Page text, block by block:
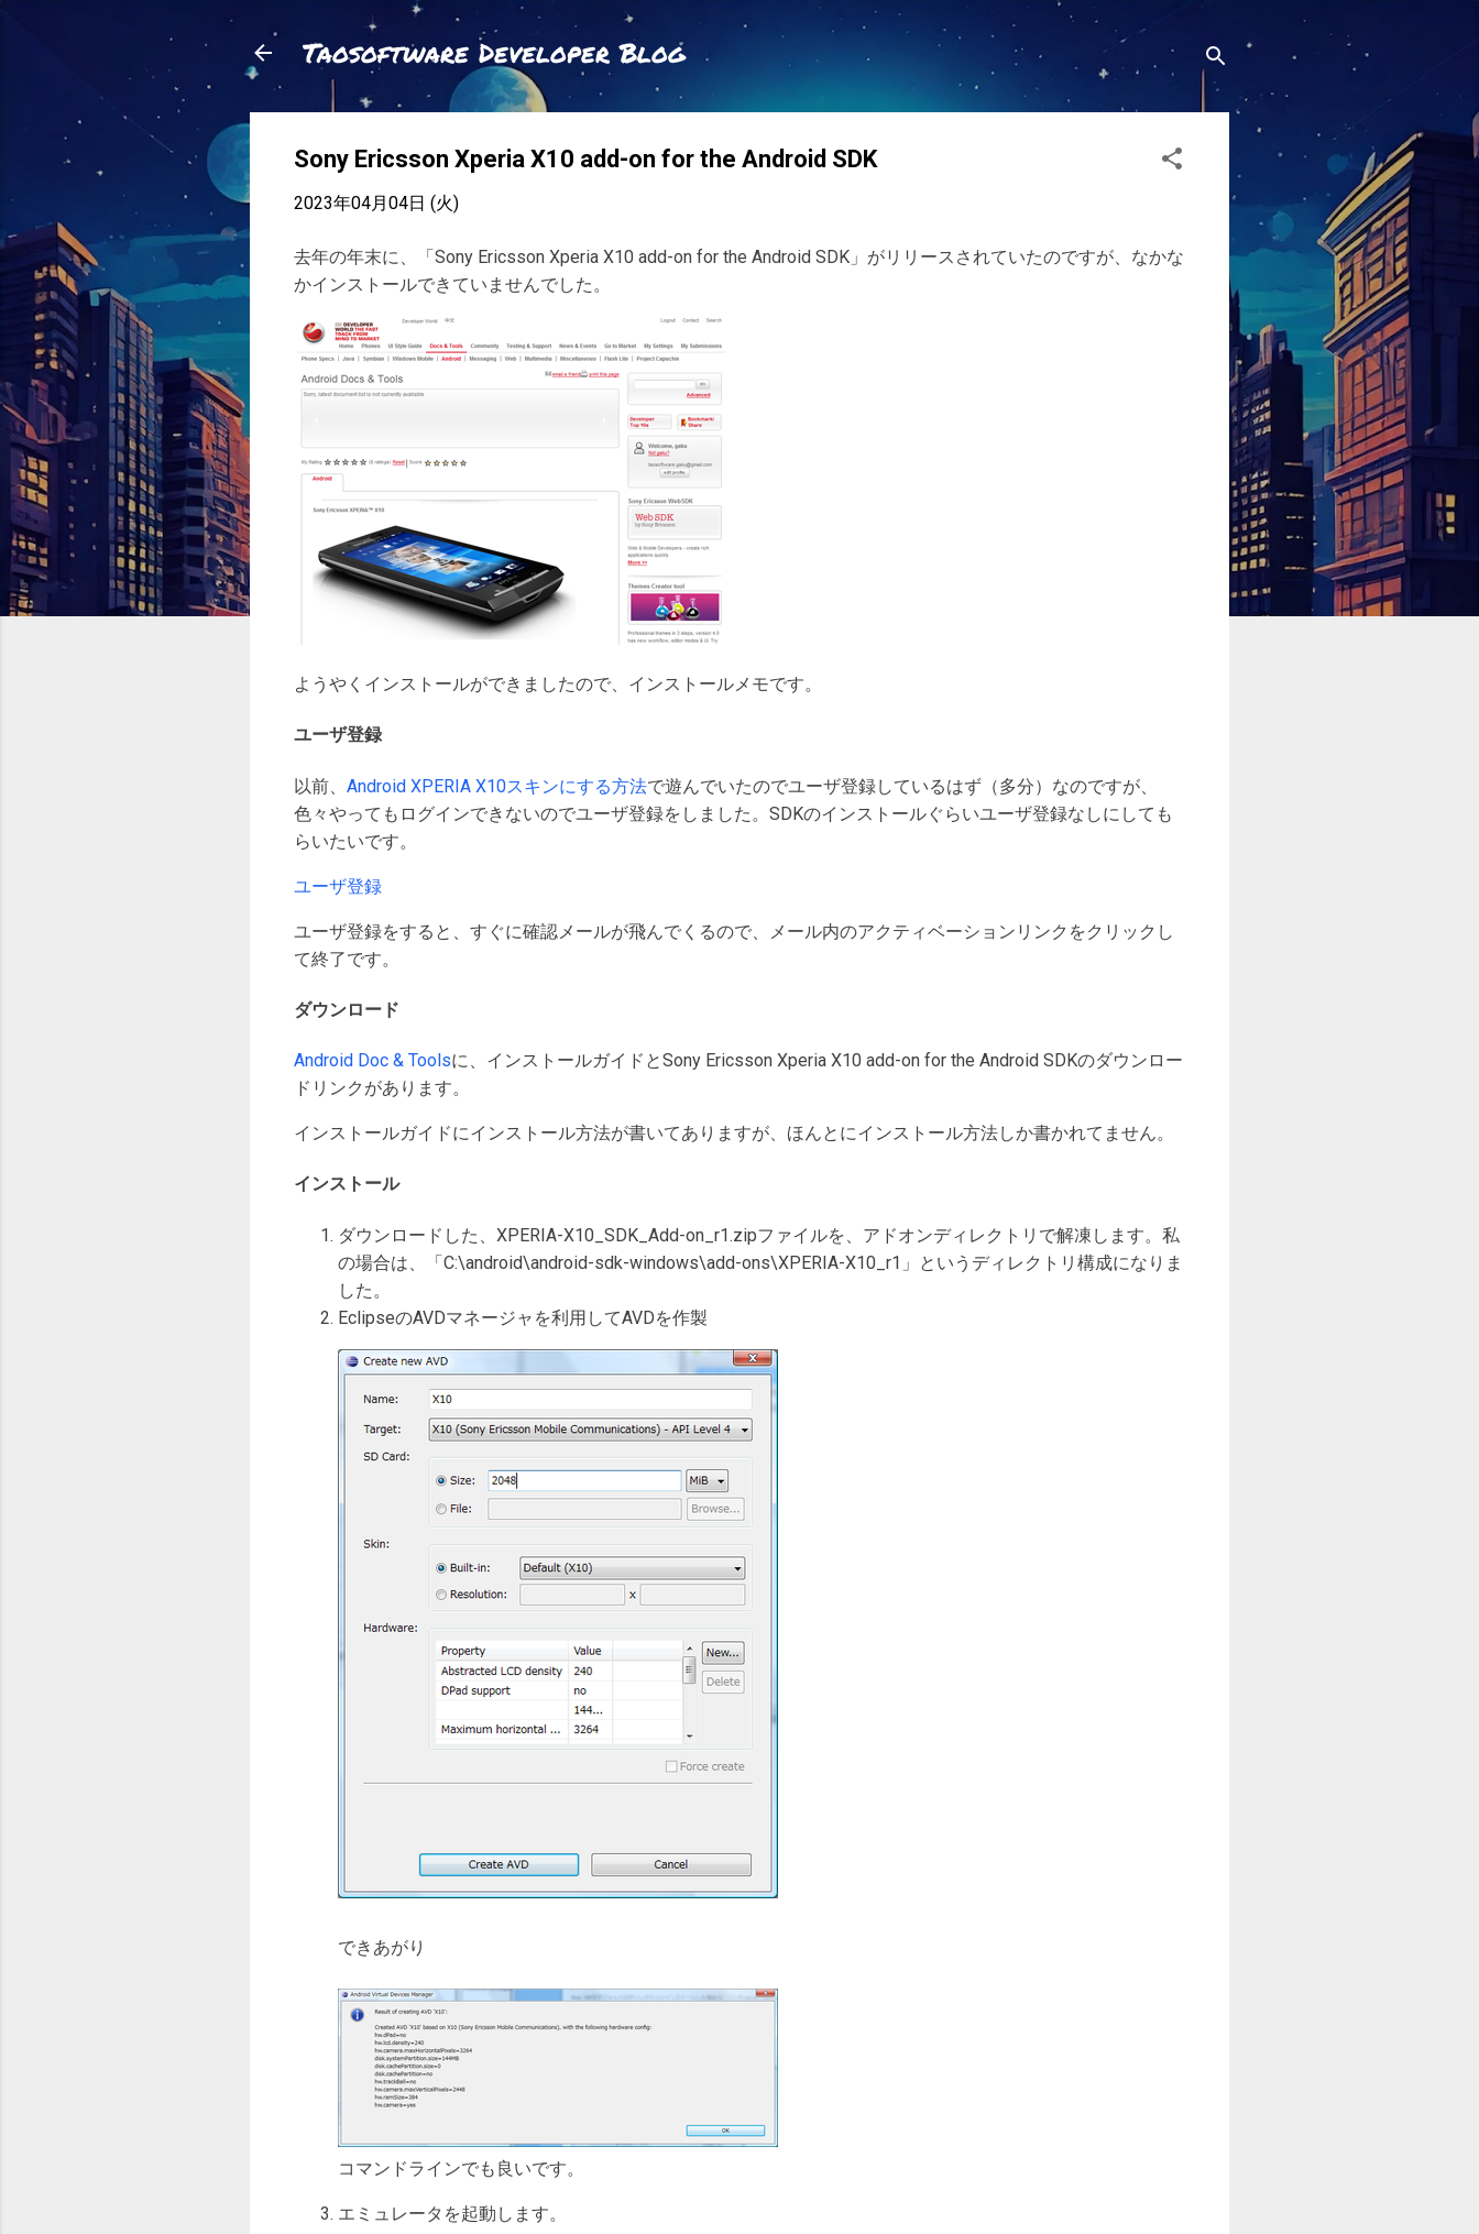
スキップしてメイン コンテンツに移動
Taosoftware Developer Blog
Sony Ericsson Xperia X10 add-on for the Android SDK
2023年04月04日 (火)
去年の年末に、「Sony Ericsson Xperia X10 add-on for the Android SDK」がリリースされていたのですが、なかな
かインストールできていませんでした。
ようやくインストールができましたので、インストールメモです。
ユーザ登録
以前、 Android XPERIA X10スキンにする方法で遊んでいたのでユーザ登録しているはず（多分）なのですが、
色々やってもログインできないのでユーザ登録をしました。SDKのインストールぐらいユーザ登録なしにしても
らいたいです。
ユーザ登録
ユーザ登録をすると、すぐに確認メールが飛んでくるので、メール内のアクティベーションリンクをクリックし
て終了です。
ダウンロード
Android Doc & Toolsに、インストールガイドとSony Ericsson Xperia X10 add-on for the Android SDKのダウンロー
ドリンクがあります。
インストールガイドにインストール方法が書いてありますが、ほんとにインストール方法しか書かれてません。
インストール
ダウンロードした、XPERIA-X10_SDK_Add-on_r1.zipファイルを、アドオンディレクトリで解凍します。私
の場合は、「C:\android\android-sdk-windows\add-ons\XPERIA-X10_r1」というディレクトリ構成になりま
した。
EclipseのAVDマネージャを利用してAVDを作製
できあがり
コマンドラインでも良いです。
エミュレータを起動します。